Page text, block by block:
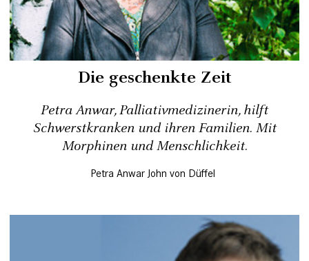
Die geschenkte Zeit
Petra Anwar, Palliativmedizinerin, hilft
Schwerstkranken und ihren Familien. Mit
Morphinen und Menschlichkeit.
Petra Anwar John von Düffel